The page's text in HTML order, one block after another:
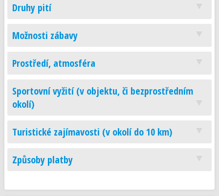
Druhy pití
Možnosti zábavy
Prostředí, atmosféra
Sportovní vyžití (v objektu, či bezprostředním
okolí)
Turistické zajímavosti (v okolí do 10 km)
Způsoby platby